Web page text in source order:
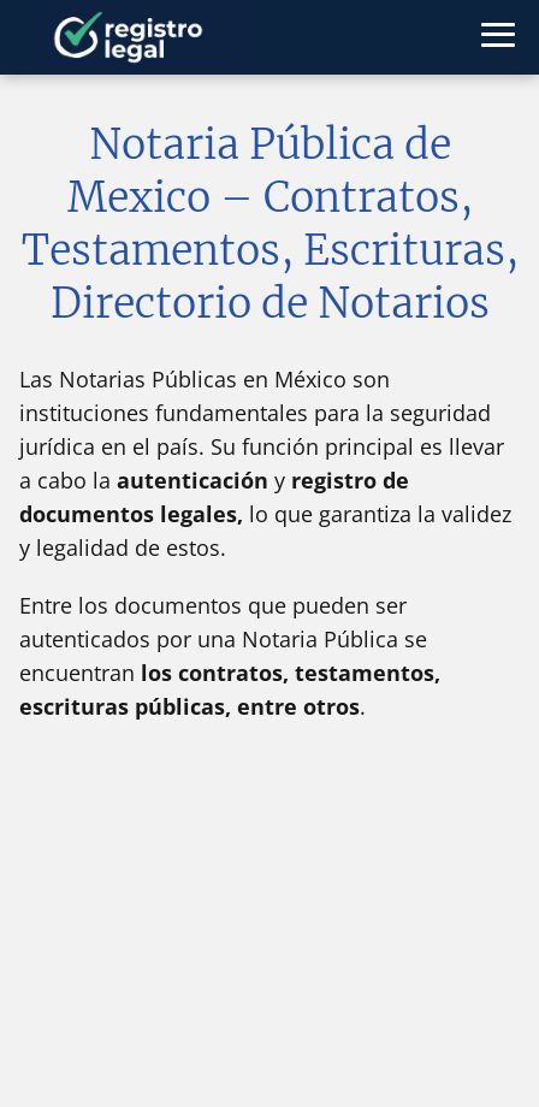
Notaria Pública de
Mexico – Contratos,
Testamentos, Escrituras,
Directorio de Notarios
Las Notarias Públicas en México son
instituciones fundamentales para la seguridad
jurídica en el país. Su función principal es llevar
a cabo la autenticación y registro de
documentos legales, lo que garantiza la validez
y legalidad de estos.
Entre los documentos que pueden ser
autenticados por una Notaria Pública se
encuentran los contratos, testamentos,
escrituras públicas, entre otros.